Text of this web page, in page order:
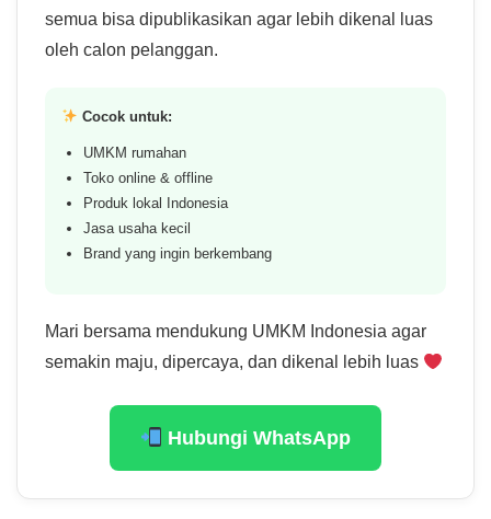
semua bisa dipublikasikan agar lebih dikenal luas
oleh calon pelanggan.
Cocok untuk:
UMKM rumahan
Toko online & offline
Produk lokal Indonesia
Jasa usaha kecil
Brand yang ingin berkembang
Mari bersama mendukung UMKM Indonesia agar
semakin maju, dipercaya, dan dikenal lebih luas
Hubungi WhatsApp